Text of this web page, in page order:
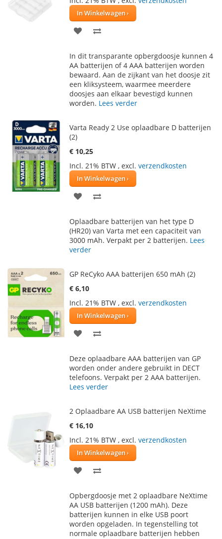
In Winkelwagen
VOEG
AAN
VERLANGLIJST
TE
VERGELIJKEN
In dit transparante opbergdoosje kunnen 4
AA batterijen of 4 AAA batterijen worden
bewaard. Aan de zijkant van het doosje zit
een kliksysteem, waarmee meerdere
doosjes aan elkaar bevestigd kunnen
worden. Lees verder
Varta Ready 2 Use oplaadbare D batterijen
(2)
€ 10,25
Incl. 21% BTW , excl. verzendkosten
In Winkelwagen
VOEG
AAN
VERLANGLIJST
TE
VERGELIJKEN
Oplaadbare batterijen van het type D
(HR20) van Varta met een capaciteit van
3000 mAh. Verpakt per 2 batterijen. Lees
verder
GP ReCyko AAA batterijen 650 mAh (2)
€ 6,10
Incl. 21% BTW , excl. verzendkosten
In Winkelwagen
VOEG
AAN
VERLANGLIJST
TE
VERGELIJKEN
Deze oplaadbare AAA batterijen van GP
worden onder andere gebruikt in DECT
telefoons. Verpakt per 2 AAA batterijen.
Lees verder
2 Oplaadbare AA USB batterijen NeXtime
€ 16,10
Incl. 21% BTW , excl. verzendkosten
In Winkelwagen
VOEG
AAN
VERLANGLIJST
TE
VERGELIJKEN
Opbergdoosje met 2 oplaadbare NeXtime
AA USB batterijen (1200 mAh). Deze
batterijen kunnen in elke USB poort
worden opgeladen. In tegenstelling tot
normale oplaadbare batterijen hebben